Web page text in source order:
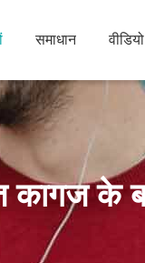
समाधान वीडियो
कागज के